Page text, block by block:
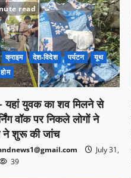
read
क्राइम देश-विदेश पर्यटन
यूथ
होम
यहां युवक का शव मिलने से
वॉक पर निकले लोगों ने
ने शुरू की जांच
July 31,
39